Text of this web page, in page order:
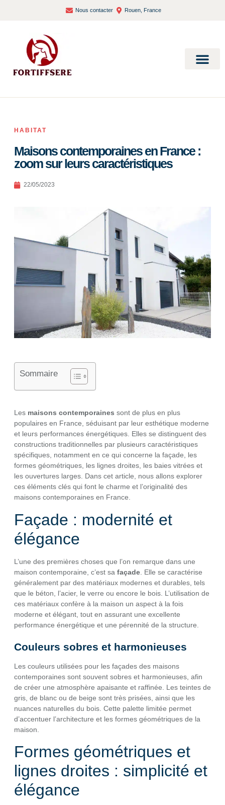
Nous contacter Rouen, France
HABITAT
Maisons contemporaines en France :
zoom sur leurs caractéristiques
22/05/2023
Sommaire
Les maisons contemporaines sont de plus en plus
populaires en France, séduisant par leur esthétique moderne
et leurs performances énergétiques. Elles se distinguent des
constructions traditionnelles par plusieurs caractéristiques
spécifiques, notamment en ce qui concerne la façade, les
formes géométriques, les lignes droites, les baies vitrées et
les ouvertures larges. Dans cet article, nous allons explorer
ces éléments clés qui font le charme et l’originalité des
maisons contemporaines en France.
Façade : modernité et
élégance
L’une des premières choses que l’on remarque dans une
maison contemporaine, c’est sa façade . Elle se caractérise
généralement par des matériaux modernes et durables, tels
que le béton, l’acier, le verre ou encore le bois. L’utilisation de
ces matériaux confère à la maison un aspect à la fois
moderne et élégant, tout en assurant une excellente
performance énergétique et une pérennité de la structure.
Couleurs sobres et harmonieuses
Les couleurs utilisées pour les façades des maisons
contemporaines sont souvent sobres et harmonieuses, afin
de créer une atmosphère apaisante et raffinée. Les teintes de
gris, de blanc ou de beige sont très prisées, ainsi que les
nuances naturelles du bois. Cette palette limitée permet
d’accentuer l’architecture et les formes géométriques de la
maison.
Formes géométriques et
lignes droites : simplicité et
élégance